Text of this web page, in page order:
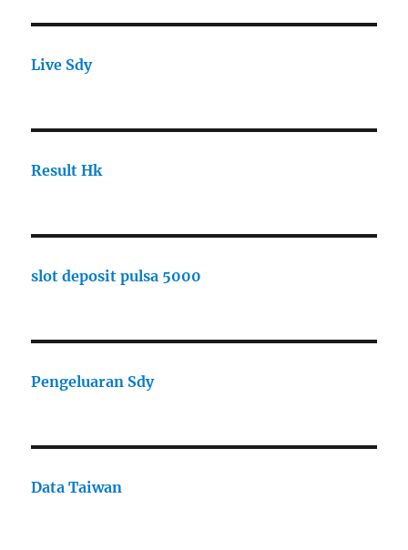
Live Sdy
Result Hk
slot deposit pulsa 5000
Pengeluaran Sdy
Data Taiwan